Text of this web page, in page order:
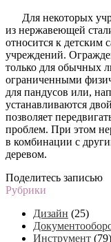
Для некоторых
из нержавеющей
относится к детским
учреждений.
только для обычных
ограниченными
для пандусов или,
устанавливаются
позволяет
проблем. При этом
в комбинации с
деревом.
Поделитесь записью
Рубрики
Дизайн (25)
Инструмент (79)